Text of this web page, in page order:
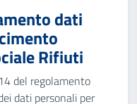
dati
Rifiuti
del regolamento
dati personali per